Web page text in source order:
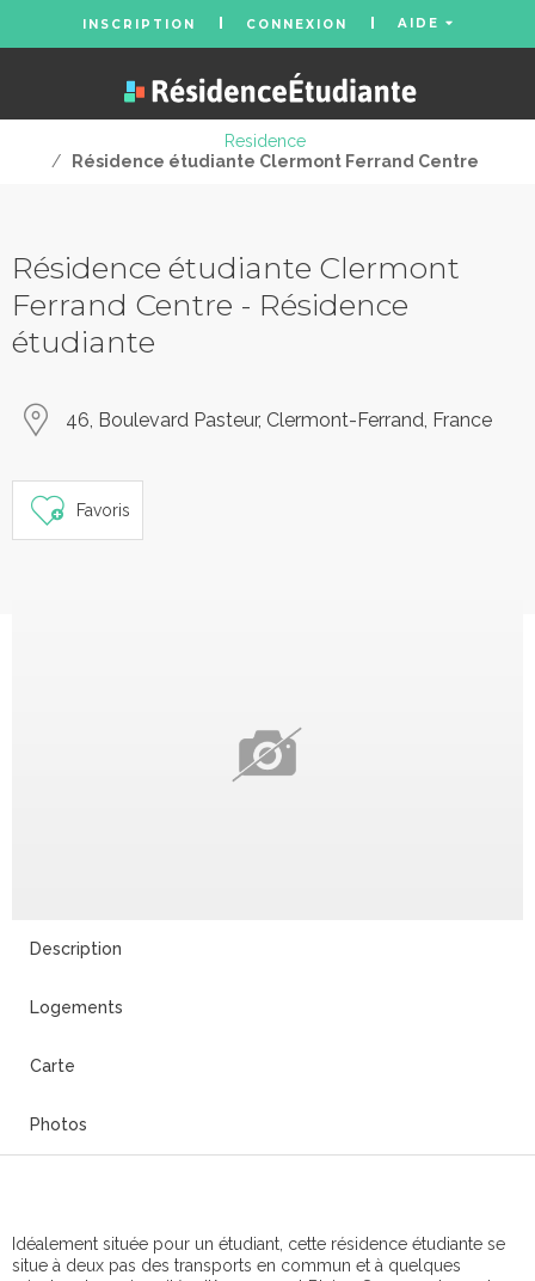
INSCRIPTION CONNEXION AIDE
Residence
/
Résidence étudiante Clermont Ferrand Centre
Résidence étudiante Clermont
Ferrand Centre - Résidence
étudiante
46, Boulevard Pasteur, Clermont-Ferrand, France
Favoris
Description
Logements
Carte
Photos
Idéalement située pour un étudiant, cette résidence étudiante se
situe à deux pas des transports en commun et à quelques